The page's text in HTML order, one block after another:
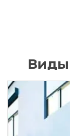
Виды